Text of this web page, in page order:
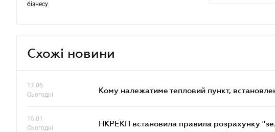
бізнесу
Схожі новини
17.05
Сьогодні
Кому належатиме тепловий пункт,
16.01
Сьогодні
НКРЕКП встановила правила розрахунку